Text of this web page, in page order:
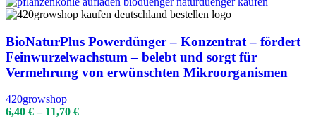
BioNaturPlus Powerdünger – Konzentrat – fördert
Feinwurzelwachstum – belebt und sorgt für
Vermehrung von erwünschten Mikroorganismen
420growshop
6,40 €– 11,70 €